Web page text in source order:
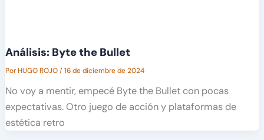
Análisis: Byte the Bullet
PorHUGO ROJO/16 de diciembre de 2024
No voy a mentir, empecé Byte the Bullet con pocas
expectativas. Otro juego de acción y plataformas de
estética retro